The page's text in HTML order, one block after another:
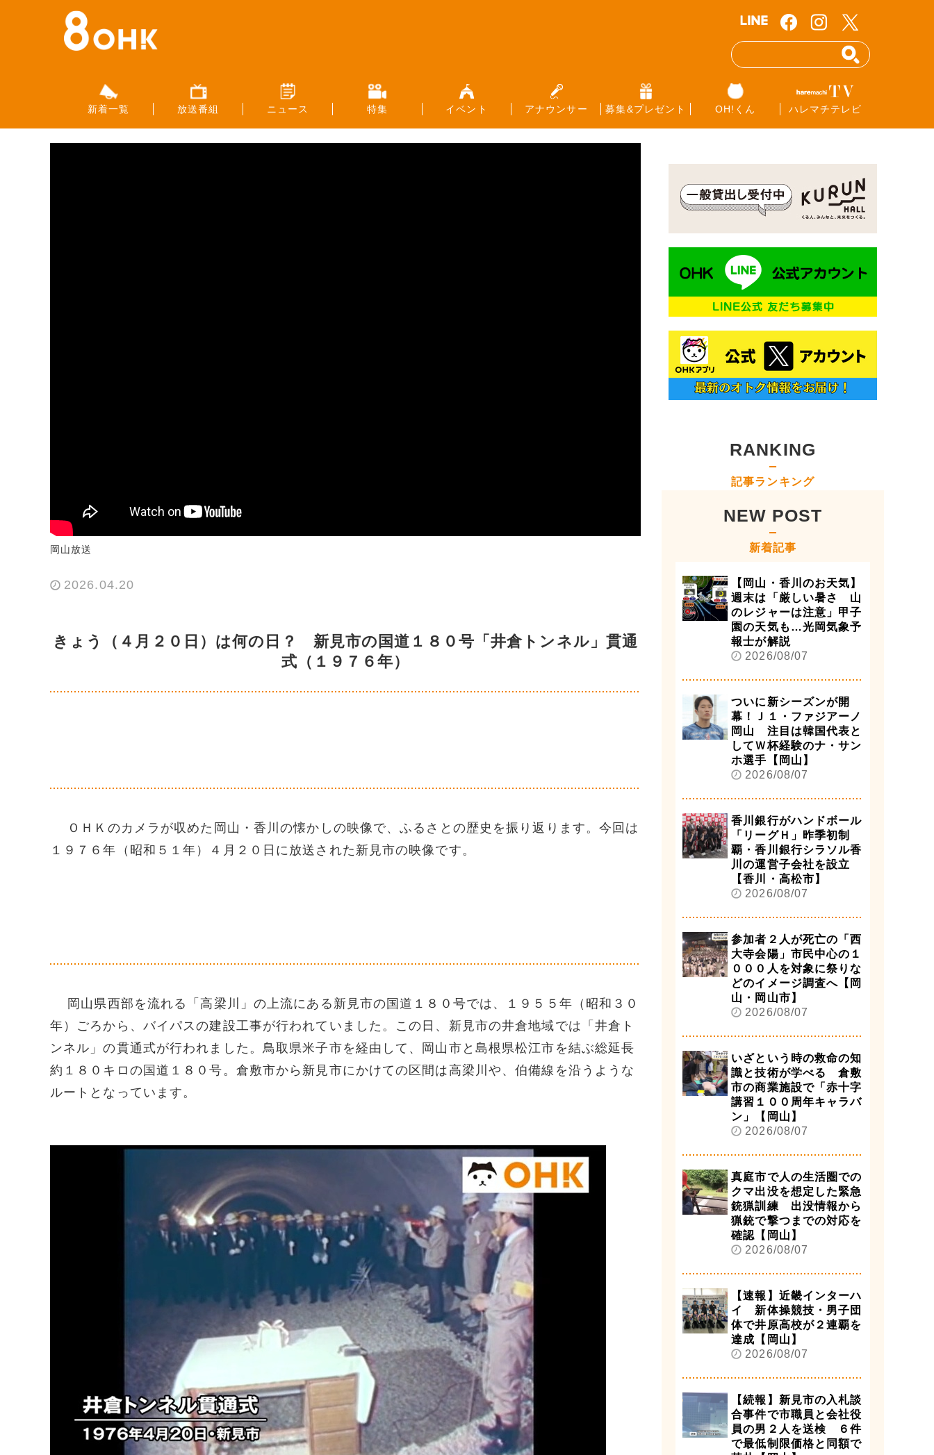
新着一覧 放送番組 ニュース 特集 イベント アナウンサー 募集&プレゼント OH!くん ハレマチテレビ
岡山放送
2026.04.20
きょう（４月２０日）は何の日？ 新見市の国道１８０号「井倉トンネル」貫通
式（１９７６年）
ＯＨＫのカメラが収めた岡山・香川の懐かしの映像で、ふるさとの歴史を振り返ります。今回は
１９７６年（昭和５１年）４月２０日に放送された新見市の映像です。
岡山県西部を流れる「高梁川」の上流にある新見市の国道１８０号では、１９５５年（昭和３０
年）ごろから、バイパスの建設工事が行われていました。この日、新見市の井倉地域では「井倉ト
ンネル」の貫通式が行われました。鳥取県米子市を経由して、岡山市と島根県松江市を結ぶ総延長
約１８０キロの国道１８０号。倉敷市から新見市にかけての区間は高梁川や、伯備線を沿うような
ルートとなっています。
RANKING
記事ランキング
NEW POST
新着記事
【岡山・香川のお天気】
週末は「厳しい暑さ 山
のレジャーは注意」甲子
園の天気も…光岡気象予
報士が解説
2026/08/07
ついに新シーズンが開
幕！Ｊ１・ファジアーノ
岡山 注目は韓国代表と
してＷ杯経験のナ・サン
ホ選手【岡山】
2026/08/07
香川銀行がハンドボール
「リーグＨ」昨季初制
覇・香川銀行シラソル香
川の運営子会社を設立
【香川・高松市】
2026/08/07
参加者２人が死亡の「西
大寺会陽」市民中心の１
０００人を対象に祭りな
どのイメージ調査へ【岡
山・岡山市】
2026/08/07
いざという時の救命の知
識と技術が学べる 倉敷
市の商業施設で「赤十字
講習１００周年キャラバ
ン」【岡山】
2026/08/07
真庭市で人の生活圏での
クマ出没を想定した緊急
銃猟訓練 出没情報から
猟銃で撃つまでの対応を
確認【岡山】
2026/08/07
【速報】近畿インターハ
イ 新体操競技・男子団
体で井原高校が２連覇を
達成【岡山】
2026/08/07
【続報】新見市の入札談
合事件で市職員と会社役
員の男２人を送検 ６件
で最低制限価格と同額で